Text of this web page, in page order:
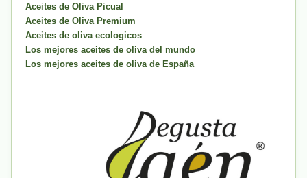
Aceites de Oliva Picual
Aceites de Oliva Premium
Aceites de oliva ecologicos
Los mejores aceites de oliva del mundo
Los mejores aceites de oliva de España